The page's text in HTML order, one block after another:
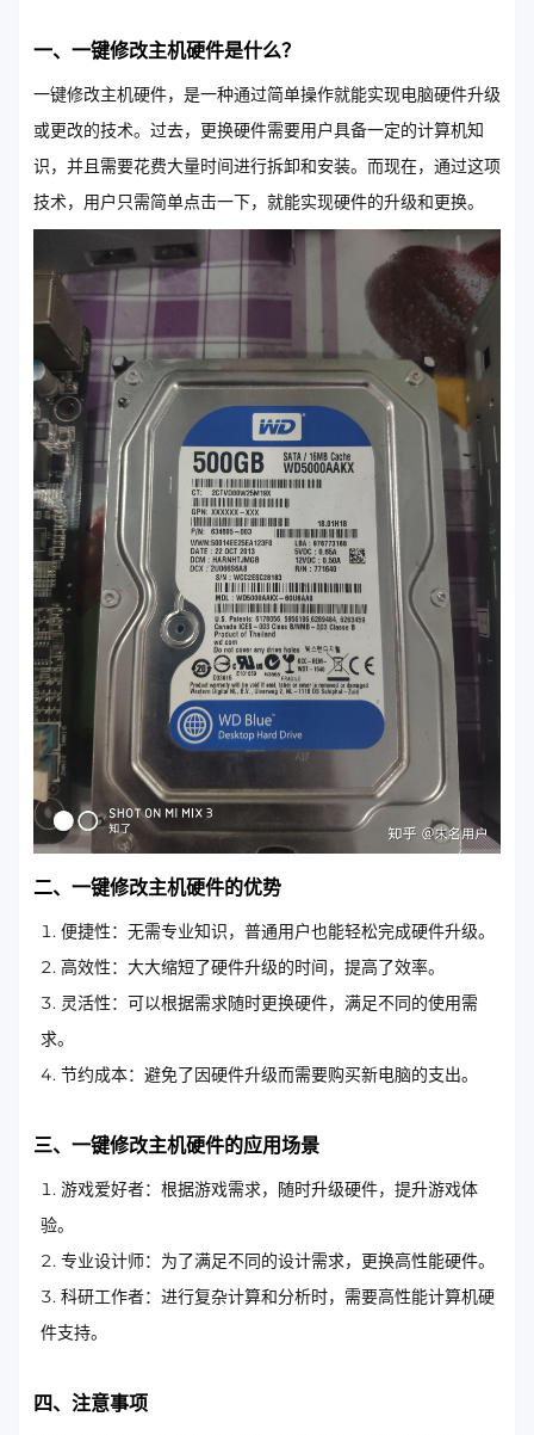
一、一键修改主机硬件是什么？
一键修改主机硬件，是一种通过简单操作就能实现电脑硬件升级
或更改的技术。过去，更换硬件需要用户具备一定的计算机知
识，并且需要花费大量时间进行拆卸和安装。而现在，通过这项
技术，用户只需简单点击一下，就能实现硬件的升级和更换。
二、一键修改主机硬件的优势
便捷性：无需专业知识，普通用户也能轻松完成硬件升级。
高效性：大大缩短了硬件升级的时间，提高了效率。
灵活性：可以根据需求随时更换硬件，满足不同的使用需
求。
节约成本：避免了因硬件升级而需要购买新电脑的支出。
三、一键修改主机硬件的应用场景
游戏爱好者：根据游戏需求，随时升级硬件，提升游戏体
验。
专业设计师：为了满足不同的设计需求，更换高性能硬件。
科研工作者：进行复杂计算和分析时，需要高性能计算机硬
件支持。
四、注意事项